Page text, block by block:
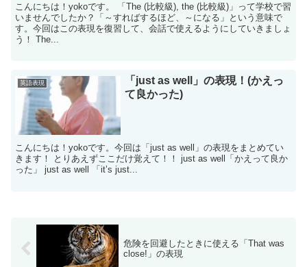
こんにちは！yokoです。 「The (比較級), the (比較級)」って学校で習
いませんでしたか？「～すればするほど、～になる」という意味で
す。今回はこの表現を復習して、会話で使えるようにしていきましょ
う！ The...
英語表現
「just as well」の表現！(かえっ
て良かった)
こんにちは！yokoです。今回は「just as well」の表現をまとめてい
きます！ とりあえずここだけ覚えて！！ just as well「かえって良か
った」 just as well 「it’s just...
危険を回避したときに使える「That was
close!」の表現